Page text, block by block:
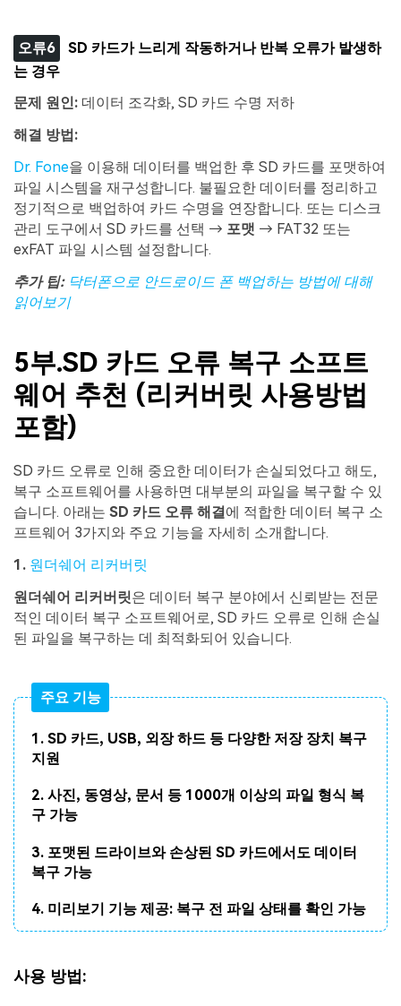
오류6
SD 카드가 느리게 작동하거나 반복 오류가 발생하
는 경우
문제 원인: 데이터 조각화, SD 카드 수명 저하
해결 방법 :
Dr. Fone을 이용해 데이터를 백업한 후 SD 카드를 포맷하여
파일 시스템을 재구성합니다. 불필요한 데이터를 정리하고
정기적으로 백업하여 카드 수명을 연장합니다. 또는 디스크
관리 도구에서 SD 카드를 선택 → 포맷 → FAT32 또는
exFAT 파일 시스템 설정합니다.
추가 팁: 닥터폰으로 안드로이드 폰 백업하는 방법에 대해
읽어보기
5부.SD 카드 오류 복구 소프트
웨어 추천 (리커버릿 사용방법
포함)
SD 카드 오류로 인해 중요한 데이터가 손실되었다고 해도,
복구 소프트웨어를 사용하면 대부분의 파일을 복구할 수 있
습니다. 아래는 SD 카드 오류 해결에 적합한 데이터 복구 소
프트웨어 3가지와 주요 기능을 자세히 소개합니다.
1. 원더쉐어 리커버릿
원더쉐어 리커버릿은 데이터 복구 분야에서 신뢰받는 전문
적인 데이터 복구 소프트웨어로, SD 카드 오류로 인해 손실
된 파일을 복구하는 데 최적화되어 있습니다.
주요 기능
1. SD 카드, USB, 외장 하드 등 다양한 저장 장치 복구
지원
2. 사진, 동영상, 문서 등 1000개 이상의 파일 형식 복
구 가능
3. 포맷된 드라이브와 손상된 SD 카드에서도 데이터
복구 가능
4. 미리보기 기능 제공: 복구 전 파일 상태를 확인 가능
사용 방법 :